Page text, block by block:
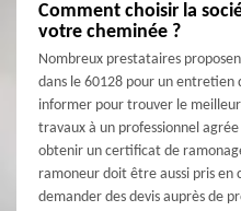
Comment choisir la
votre cheminée ?
Nombreux prestataires
dans le 60128 pour un entretien
informer pour trouver le
travaux à un professionnel
obtenir un certificat de
ramoneur doit être aussi pris en
demander des devis auprès de